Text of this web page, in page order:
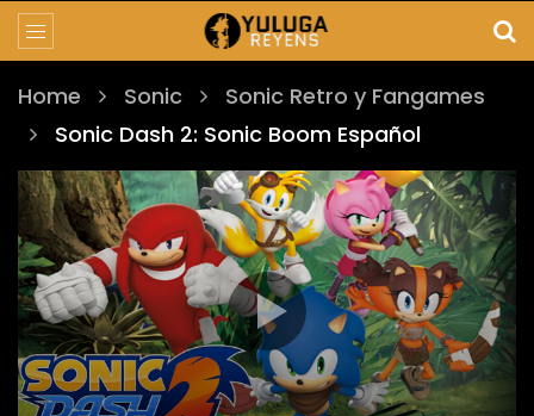
Home Sonic
Sonic Retro y Fangames
Sonic Dash 2: Sonic Boom Español